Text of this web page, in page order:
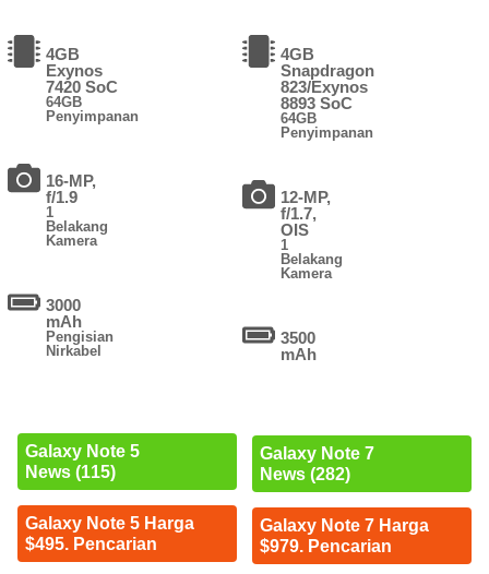
4GB
Exynos
7420 SoC
64GB
Penyimpanan
16-MP,
f/1.9
1
Belakang
Kamera
3000
mAh
Pengisian
Nirkabel
Galaxy Note 5
News (115)
Galaxy Note 5 Harga
$495. Pencarian
4GB
Snapdragon
823/Exynos
8893 SoC
64GB
Penyimpanan
12-MP,
f/1.7,
OIS
1
Belakang
Kamera
3500
mAh
Galaxy Note 7
News (282)
Galaxy Note 7 Harga
$979. Pencarian